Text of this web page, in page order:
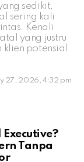
sedikit,
sering kali
Kenali
yang justru
klien potensial
27, 2026, 4:32 pm
Tanpa